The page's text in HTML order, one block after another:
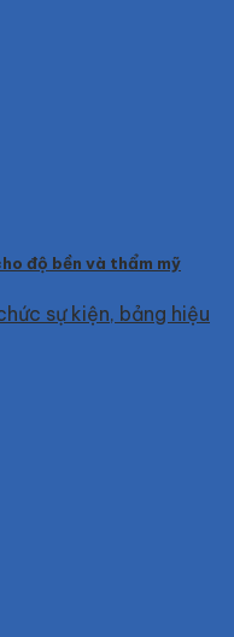
độ bền và thẩm mỹ
sự kiện, bảng hiệu